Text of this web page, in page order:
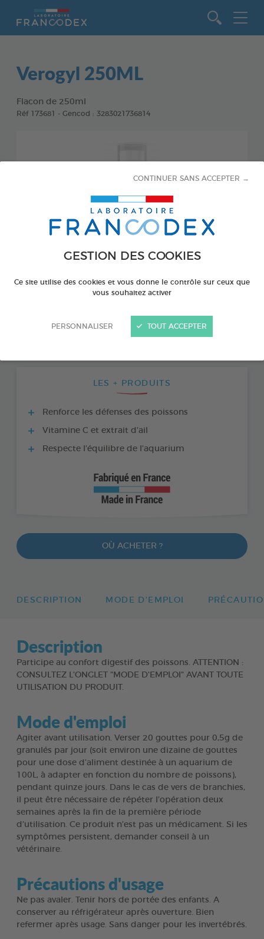
GESTION DES COOKIES
Ce site utilise des cookies et vous donne le contrôle sur ceux que
vous souhaitez activer
PERSONNALISER
CONTINUER SANS ACCEPTER →
TOUT ACCEPTER
Verogyl 250ML
Flacon de 250ml
Réf 173681 - Gencod : 3283021736814
LES + PRODUITS
Renforce les défenses des poissons
Vitamine C et extrait d’ail
Respecte l’équilibre de l’aquarium
OÙ ACHETER ?
DESCRIPTION MODE D'EMPLOI
Description
Participe au confort digestif des poissons. ATTENTION :
CONSULTEZ L'ONGLET "MODE D'EMPLOI" AVANT TOUTE
UTILISATION DU PRODUIT.
Mode d'emploi
Agiter avant utilisation. Verser 20 gouttes pour 0,5g de
granulés par jour (soit environ une dizaine de gouttes
pour une dose d’aliment destinée à un aquarium de
100L, à adapter en fonction du nombre de poissons),
pendant quinze jours. Dans le cas de vers de branchies,
il peut être nécessaire de répéter l’opération deux
semaines après la fin de la première période
d’utilisation. Ce produit n’est pas un médicament. Si les
symptômes persistent, demander conseil à un
vétérinaire.
Précautions d'usage
Ne pas avaler. Tenir hors de portée des enfants. A
conserver au réfrigérateur après ouverture. Bien
refermer après usage. Sans danger pour les invertébrés.